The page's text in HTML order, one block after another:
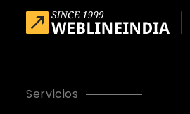
Skip to main content
Servicios